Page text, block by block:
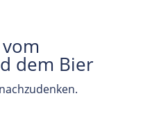
dem Bier